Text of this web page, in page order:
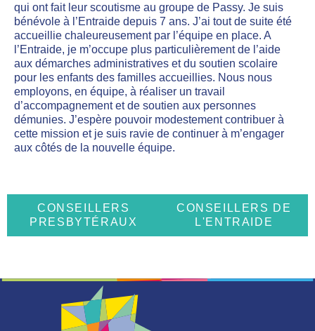
qui ont fait leur scoutisme au groupe de Passy. Je suis
bénévole à l’Entraide depuis 7 ans. J’ai tout de suite été
accueillie chaleureusement par l’équipe en place. A
l’Entraide, je m’occupe plus particulièrement de l’aide
aux démarches administratives et du soutien scolaire
pour les enfants des familles accueillies. Nous nous
employons, en équipe, à réaliser un travail
d’accompagnement et de soutien aux personnes
démunies. J’espère pouvoir modestement contribuer à
cette mission et je suis ravie de continuer à m’engager
aux côtés de la nouvelle équipe.
CONSEILLERS
PRESBYTÉRAUX
CONSEILLERS DE
L'ENTRAIDE